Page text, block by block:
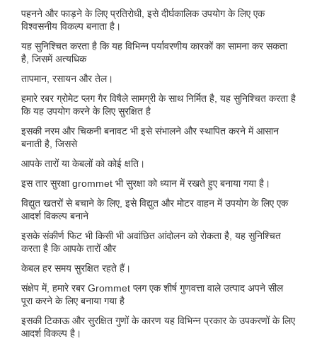
पहनने और फाड़ने के लिए प्रतिरोधी, इसे दीर्घकालिक उपयोग के लिए एक
विश्वसनीय विकल्प बनाता है।
यह सुनिश्चित करता है कि यह विभिन्न पर्यावरणीय कारकों का सामना कर सकता
है, जिसमें अत्यधिक
तापमान, रसायन और तेल।
हमारे रबर ग्रोमेट प्लग गैर विषैले सामग्री के साथ निर्मित है, यह सुनिश्चित करता है
कि यह उपयोग करने के लिए सुरक्षित है
इसकी नरम और चिकनी बनावट भी इसे संभालने और स्थापित करने में आसान
बनाती है, जिससे
आपके तारों या केबलों को कोई क्षति।
इस तार सुरक्षा grommet भी सुरक्षा को ध्यान में रखते हुए बनाया गया है।
विद्युत खतरों से बचाने के लिए, इसे विद्युत और मोटर वाहन में उपयोग के लिए एक
आदर्श विकल्प बनाने
इसके संकीर्ण फिट भी किसी भी अवांछित आंदोलन को रोकता है, यह सुनिश्चित
करता है कि आपके तारों और
केबल हर समय सुरक्षित रहते हैं।
संक्षेप में, हमारे रबर Grommet प्लग एक शीर्ष गुणवत्ता वाले उत्पाद अपने सील
पूरा करने के लिए बनाया गया है
इसकी टिकाऊ और सुरक्षित गुणों के कारण यह विभिन्न प्रकार के उपकरणों के लिए
आदर्श विकल्प है।